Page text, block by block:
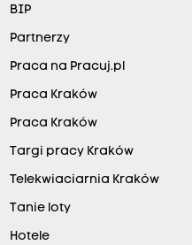
BIP
Partnerzy
Praca na Pracuj.pl
Praca Kraków
Praca Kraków
Targi pracy Kraków
Telekwiaciarnia Kraków
Tanie loty
Hotele